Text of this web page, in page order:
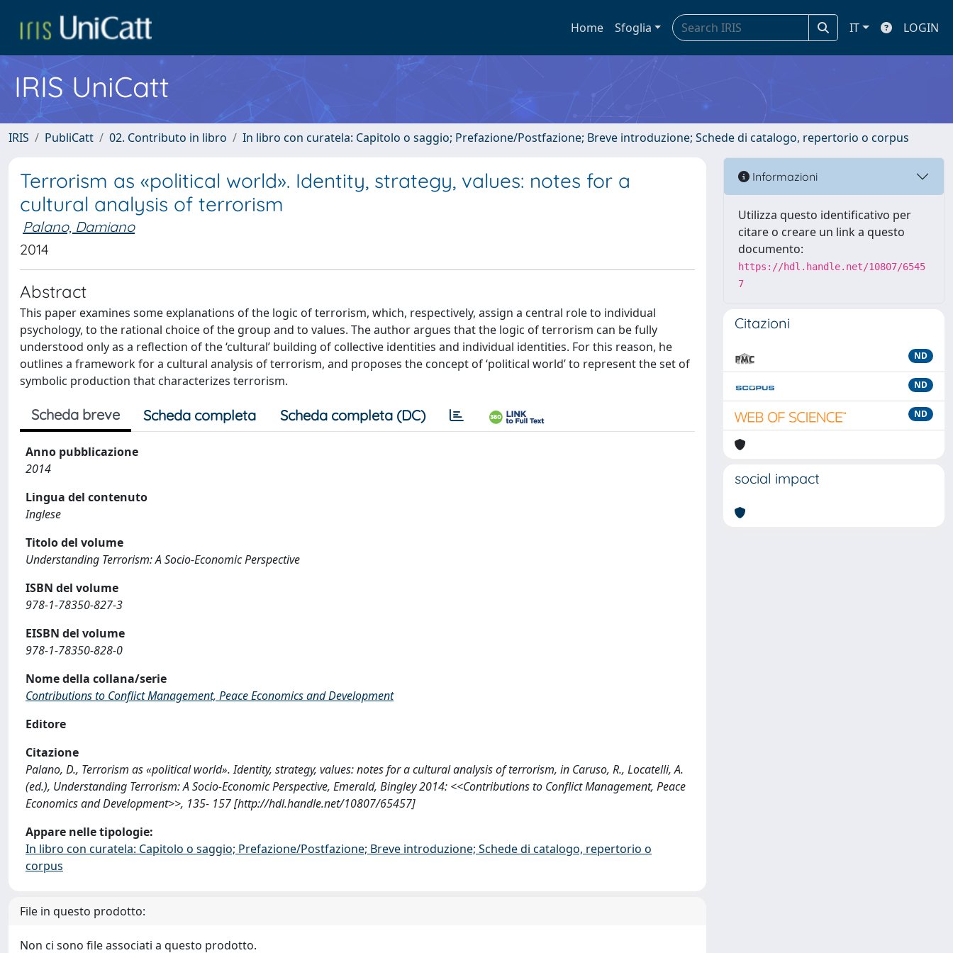
Home Sfoglia IT LOGIN
IRIS UniCatt
IRIS PubliCatt 02. Contributo in libro In libro con curatela: Capitolo o saggio; Prefazione/Postfazione; Breve introduzione; Schede di catalogo, repertorio o corpus
Terrorism as «political world». Identity, strategy, values​​: notes for a
cultural analysis of terrorism
Palano, Damiano
2014
Abstract
This paper examines some explanations of the logic of terrorism, which, respectively, assign a central role to individual
psychology, to the rational choice of the group and to values. The author argues that the logic of terrorism can be fully
understood only as a reflection of the ‘cultural’ building of collective identities and individual identities. For this reason, he
outlines a framework for a cultural analysis of terrorism, and proposes the concept of ‘political world’ to represent the set of
symbolic production that characterizes terrorism.
Scheda breve Scheda completa Scheda completa (DC)
Anno pubblicazione
2014
Lingua del contenuto
Inglese
Titolo del volume
Understanding Terrorism: A Socio-Economic Perspective
ISBN del volume
978-1-78350-827-3
EISBN del volume
978-1-78350-828-0
Nome della collana/serie
Contributions to Conflict Management, Peace Economics and Development
Editore
Citazione
Palano, D., Terrorism as «political world». Identity, strategy, values​​: notes for a cultural analysis of terrorism, in Caruso, R., Locatelli, A.
(ed.), Understanding Terrorism: A Socio-Economic Perspective, Emerald, Bingley 2014: <<Contributions to Conflict Management, Peace
Economics and Development>>, 135- 157 [http://hdl.handle.net/10807/65457]
Appare nelle tipologie:
In libro con curatela: Capitolo o saggio; Prefazione/Postfazione; Breve introduzione; Schede di catalogo, repertorio o
corpus
File in questo prodotto:
Non ci sono file associati a questo prodotto.
Informazioni
Utilizza questo identificativo per
citare o creare un link a questo
documento:
https://hdl.handle.net/10807/6545
7
Citazioni
ND
ND
ND
social impact